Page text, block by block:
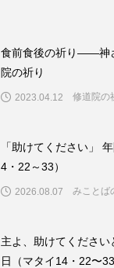
食前食後の祈り――神
院の祈り
2023.04.12 修道院の
「助けてください」
4・22～33）
2026.08.07 みことば
主よ、助けてくださ
日（マタイ14・22〜33